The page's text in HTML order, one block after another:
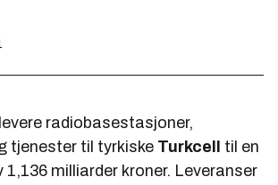
radiobasestasjoner,
tjenester til tyrkiske Turkcell
til en
1,136 milliarder kroner. Leveranser